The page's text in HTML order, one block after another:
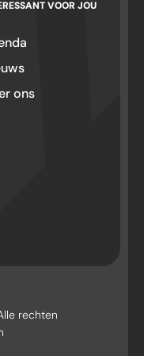
VOOR JOU
ons
rechten